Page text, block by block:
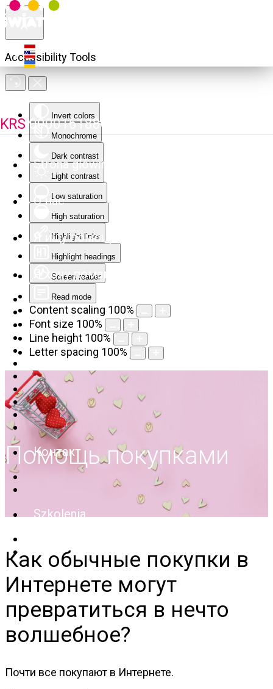
Accessibility Tools
Invert colors
Monochrome
Dark contrast
Light contrast
Low saturation
High saturation
Highlight links
Highlight headings
Screen reader
Read mode
Content scaling 100%
Font size 100%
Line height 100%
Letter spacing 100%
KRS 0000161880
Strona główna
О нас
Я ищу помощи
Я хочу помагать
Контакт
Szkolenia
Помощь покупками
Как обычные покупки в
Интернете могут
превратиться в нечто
волшебное?
Почти все покупают в Интернете.